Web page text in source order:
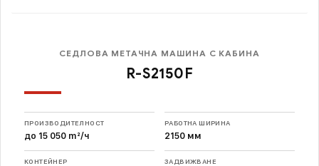
СЕДЛОВА МЕТАЧНА МАШИНА С КАБИНА
R-S2150F
ПРОИЗВОДИТЕЛНОСТ
до 15 050 m²/ч
РАБОТНА ШИРИНА
2150 мм
КОНТЕЙНЕР ЗАДВИЖВАНЕ